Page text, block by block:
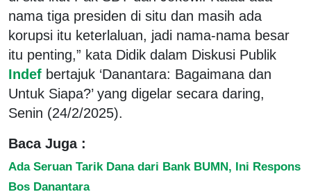
nama tiga presiden di situ dan masih ada
korupsi itu keterlaluan, jadi nama-nama besar
itu penting,” kata Didik dalam Diskusi Publik
Indef bertajuk ‘Danantara: Bagaimana dan
Untuk Siapa?’ yang digelar secara daring,
Senin (24/2/2025).
Baca Juga :
Ada Seruan Tarik Dana dari Bank BUMN, Ini Respons
Bos Danantara